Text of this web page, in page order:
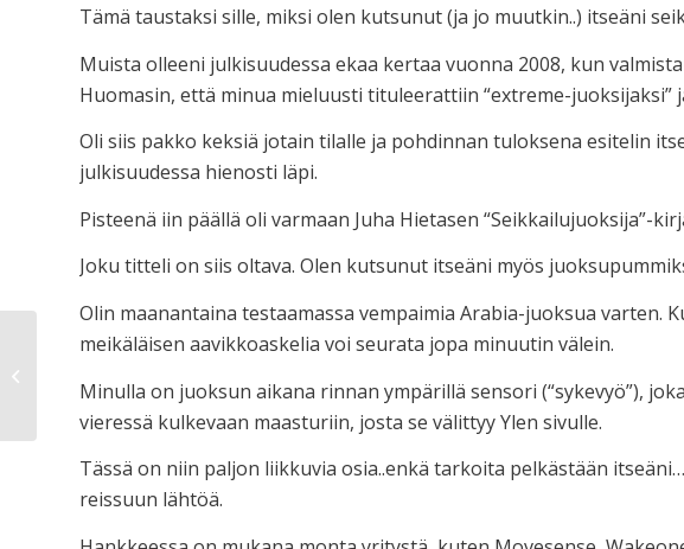
Tämä taustaksi sille, miksi olen kutsunut (ja jo muutkin..) itseäni
Muista olleeni julkisuudessa ekaa kertaa vuonna 2008, kun
Huomasin, että minua mieluusti tituleerattiin “extreme-juoksijaksi”
Oli siis pakko keksiä jotain tilalle ja pohdinnan tuloksena esitelin
julkisuudessa hienosti läpi.
Pisteenä iin päällä oli varmaan Juha Hietasen “Seikkailujuoksija”-
Joku titteli on siis oltava. Olen kutsunut itseäni myös
Olin maanantaina testaamassa vempaimia Arabia-juoksua varten.
meikäläisen aavikkoaskelia voi seurata jopa minuutin välein.
Minulla on juoksun aikana rinnan ympärillä sensori (“sykevyö”),
vieressä kulkevaan maasturiin, josta se välittyy Ylen sivulle.
Tässä on niin paljon liikkuvia osia..enkä tarkoita pelkästään
reissuun lähtöä.